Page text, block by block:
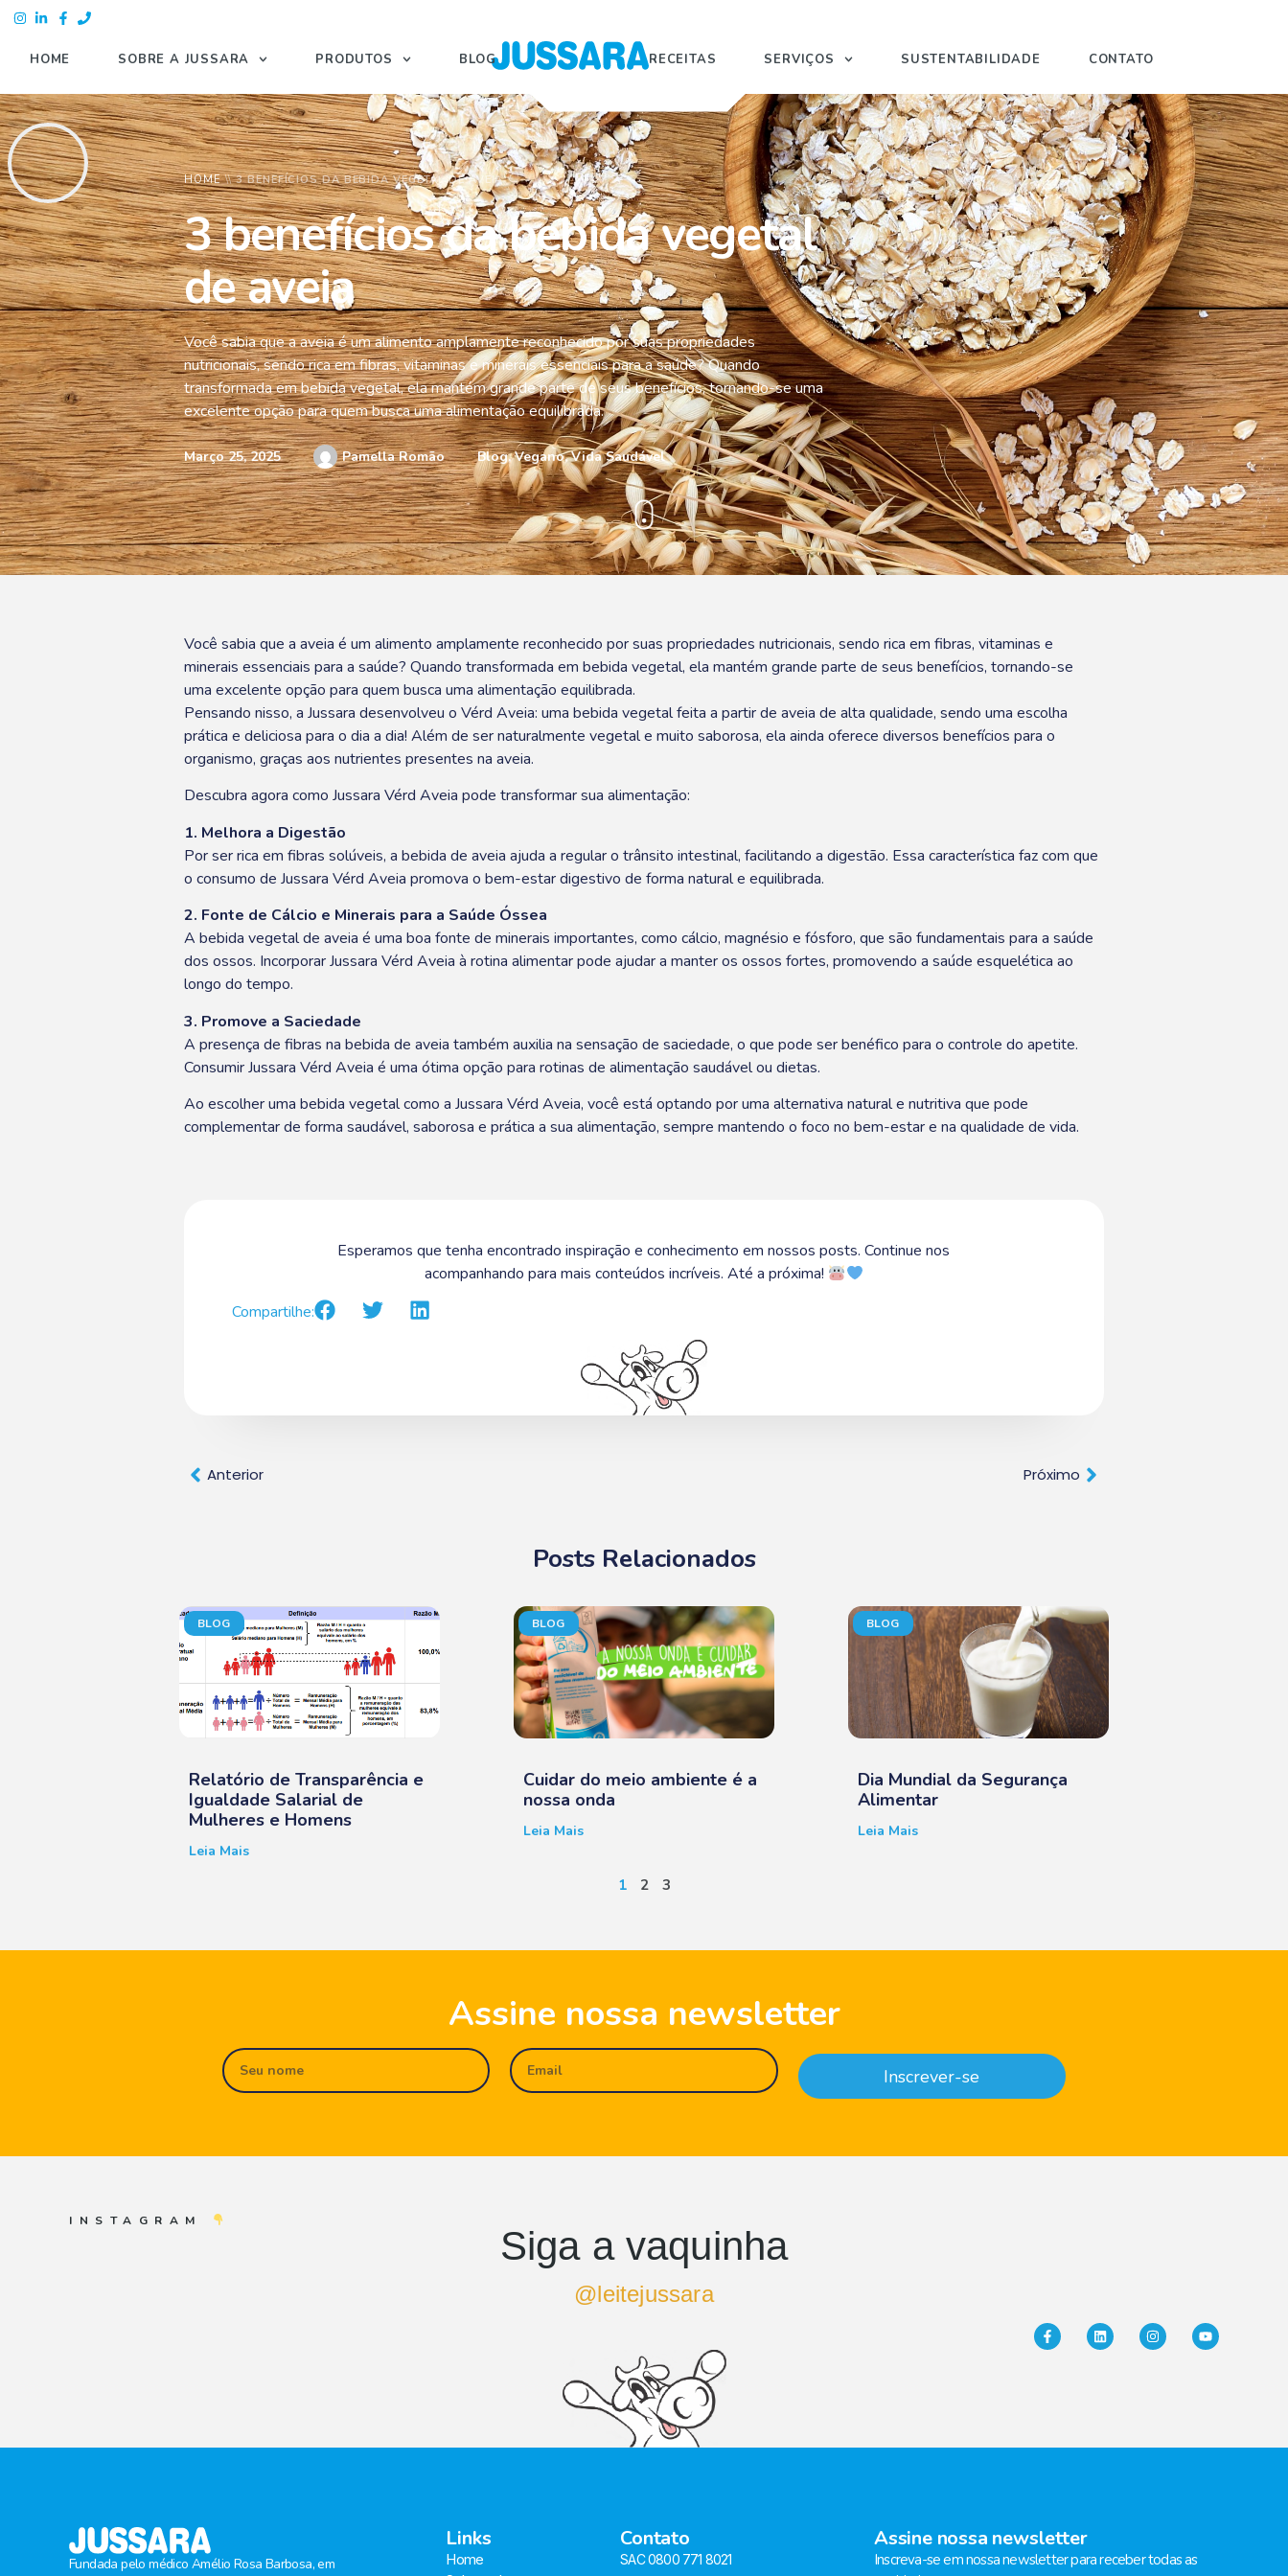
HOME SOBRE A JUSSARA PRODUTOS BLOG RECEITAS SERVIÇOS SUSTENTABILIDADE CONTATO
HOME\\3 BENEFÍCIOS DA BEBIDA VEGETAL DE AVEIA
3 benefícios da bebida vegetal
de aveia
Você sabia que a aveia é um alimento amplamente reconhecido por suas propriedades
nutricionais, sendo rica em fibras, vitaminas e minerais essenciais para a saúde? Quando
transformada em bebida vegetal, ela mantém grande parte de seus benefícios, tornando-se uma
excelente opção para quem busca uma alimentação equilibrada.
Março 25, 2025 Pamella Romão Blog,Vegano,Vida Saudável
Você sabia que a aveia é um alimento amplamente reconhecido por suas propriedades nutricionais, sendo rica em fibras, vitaminas e
minerais essenciais para a saúde? Quando transformada em bebida vegetal, ela mantém grande parte de seus benefícios, tornando-se
uma excelente opção para quem busca uma alimentação equilibrada.
Pensando nisso, a Jussara desenvolveu o Vérd Aveia: uma bebida vegetal feita a partir de aveia de alta qualidade, sendo uma escolha
prática e deliciosa para o dia a dia! Além de ser naturalmente vegetal e muito saborosa, ela ainda oferece diversos benefícios para o
organismo, graças aos nutrientes presentes na aveia.
Descubra agora como Jussara Vérd Aveia pode transformar sua alimentação:
1. Melhora a Digestão
Por ser rica em fibras solúveis, a bebida de aveia ajuda a regular o trânsito intestinal, facilitando a digestão. Essa característica faz com que
o consumo de Jussara Vérd Aveia promova o bem-estar digestivo de forma natural e equilibrada.
2. Fonte de Cálcio e Minerais para a Saúde Óssea
A bebida vegetal de aveia é uma boa fonte de minerais importantes, como cálcio, magnésio e fósforo, que são fundamentais para a saúde
dos ossos. Incorporar Jussara Vérd Aveia à rotina alimentar pode ajudar a manter os ossos fortes, promovendo a saúde esquelética ao
longo do tempo.
3. Promove a Saciedade
A presença de fibras na bebida de aveia também auxilia na sensação de saciedade, o que pode ser benéfico para o controle do apetite.
Consumir Jussara Vérd Aveia é uma ótima opção para rotinas de alimentação saudável ou dietas.
Ao escolher uma bebida vegetal como a Jussara Vérd Aveia, você está optando por uma alternativa natural e nutritiva que pode
complementar de forma saudável, saborosa e prática a sua alimentação, sempre mantendo o foco no bem-estar e na qualidade de vida.
Esperamos que tenha encontrado inspiração e conhecimento em nossos posts. Continue nos
acompanhando para mais conteúdos incríveis. Até a próxima!
Compartilhe:
Anterior Próximo
Posts Relacionados
BLOG
Relatório de Transparência e
Igualdade Salarial de
Mulheres e Homens
Leia Mais
BLOG
Cuidar do meio ambiente é a
nossa onda
Leia Mais
BLOG
Dia Mundial da Segurança
Alimentar
Leia Mais
1 2 3
Assine nossa newsletter
Inscrever-se
INSTAGRAM
Siga a vaquinha
@leitejussara
Fundada pelo médico Amélio Rosa Barbosa, em
Links
Home
Contato
SAC 0800 771 8021
Assine nossa newsletter
Inscreva-se em nossa newsletter para receber todas as